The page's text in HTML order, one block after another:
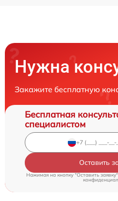
Нужна
Закажите бесплатную
Бесплатная
специалистом
Оставить
Нажимая на кнопку "Оставить